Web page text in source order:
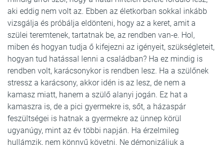
aki eddig nem volt az. Ebben az életkorban sokkal inkább
vizsgálja és próbálja eldönteni, hogy az a keret, amit a
szülei teremtenek, tartatnak be, az rendben van-e. Hol,
miben és hogyan tudja ő kifejezni az igényeit, szükségleteit,
hogyan tud hatással lenni a családban? Ha ez mindig is
rendben volt, karácsonykor is rendben lesz. Ha a szülőnek
stressz a karácsony, akkor idén is az lesz, de nem a
kamasz miatt, hanem a szülő alanyi jogán. Ez hat a
kamaszra is, de a pici gyermekre is, sőt, a házaspár
feszültségei is hatnak a gyermekre az ünnep körül
ugyanúgy, mint az év többi napján. Ha érzelmileg
hullámzik, nem könnyű követni. Ne démonizáljuk a